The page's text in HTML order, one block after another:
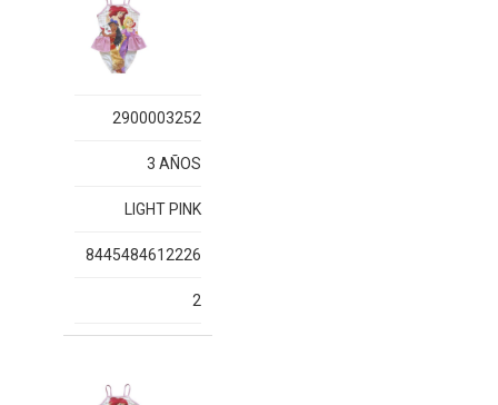
2900003252
3 AÑOS
LIGHT PINK
8445484612226
2